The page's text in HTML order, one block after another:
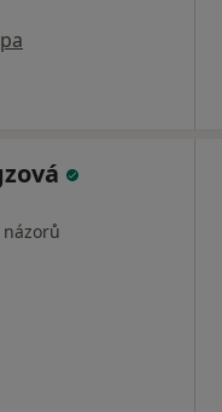
názorů